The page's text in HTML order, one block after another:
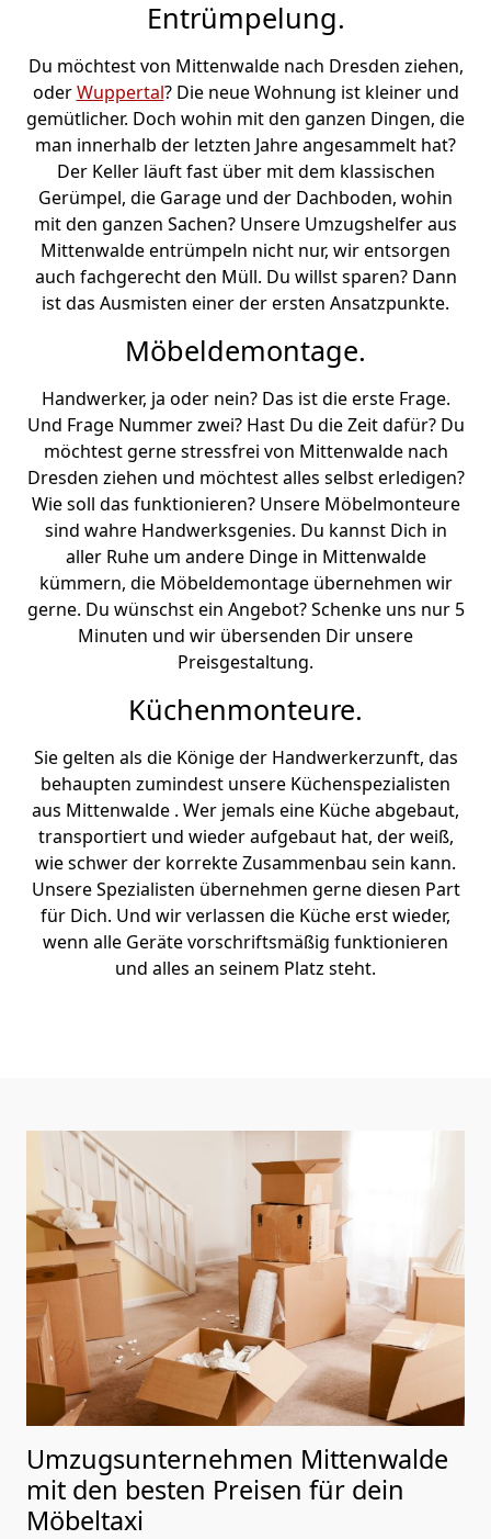
Entrümpelung.
Du möchtest von Mittenwalde nach Dresden ziehen,
oderWuppertal? Die neue Wohnung ist kleiner und
gemütlicher. Doch wohin mit den ganzen Dingen, die
man innerhalb der letzten Jahre angesammelt hat?
Der Keller läuft fast über mit dem klassischen
Gerümpel, die Garage und der Dachboden, wohin
mit den ganzen Sachen? Unsere Umzugshelfer aus
Mittenwalde entrümpeln nicht nur, wir entsorgen
auch fachgerecht den Müll. Du willst sparen? Dann
ist das Ausmisten einer der ersten Ansatzpunkte.
Möbeldemontage.
Handwerker, ja oder nein? Das ist die erste Frage.
Und Frage Nummer zwei? Hast Du die Zeit dafür? Du
möchtest gerne stressfrei von Mittenwalde nach
Dresden ziehen und möchtest alles selbst erledigen?
Wie soll das funktionieren? Unsere Möbelmonteure
sind wahre Handwerksgenies. Du kannst Dich in
aller Ruhe um andere Dinge in Mittenwalde
kümmern, die Möbeldemontage übernehmen wir
gerne. Du wünschst ein Angebot? Schenke uns nur 5
Minuten und wir übersenden Dir unsere
Preisgestaltung.
Küchenmonteure.
Sie gelten als die Könige der Handwerkerzunft, das
behaupten zumindest unsere Küchenspezialisten
aus Mittenwalde . Wer jemals eine Küche abgebaut,
transportiert und wieder aufgebaut hat, der weiß,
wie schwer der korrekte Zusammenbau sein kann.
Unsere Spezialisten übernehmen gerne diesen Part
für Dich. Und wir verlassen die Küche erst wieder,
wenn alle Geräte vorschriftsmäßig funktionieren
und alles an seinem Platz steht.
Umzugsunternehmen Mittenwalde
mit den besten Preisen für dein
Möbeltaxi